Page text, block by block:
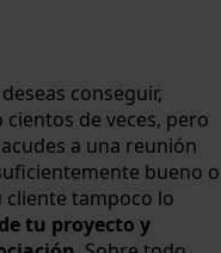
conseguir,
de veces, pero
a una reunión
bueno o
tampoco lo
tu proyecto y